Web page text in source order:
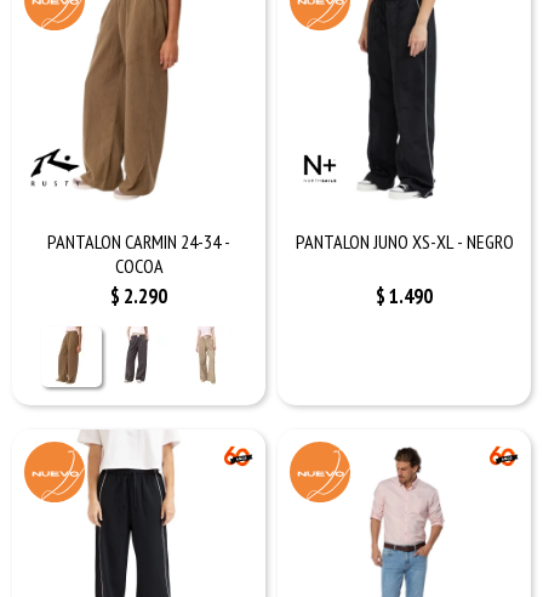
PANTALON CARMIN 24-34 -
COCOA
$ 2.290
PANTALON JUNO XS-XL - NEGRO
$1.490